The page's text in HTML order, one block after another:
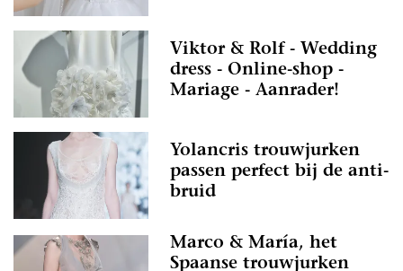
Viktor & Rolf - Wedding
dress - Online-shop -
Mariage - Aanrader!
Yolancris trouwjurken
passen perfect bij de anti-
bruid
Marco & María, het
Spaanse trouwjurken